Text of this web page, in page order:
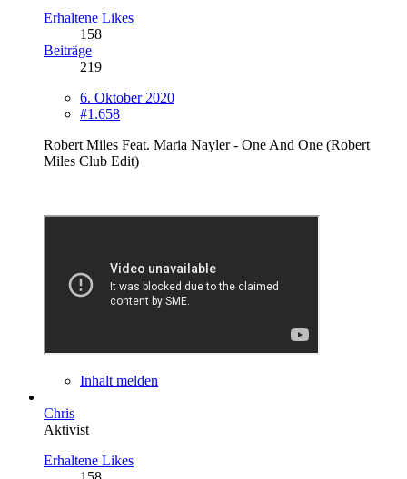
Erhaltene Likes
158
Beiträge
219
6. Oktober 2020
#1.658
Robert Miles Feat. Maria Nayler ‎- One And One (Robert
Miles Club Edit)
Inhalt melden
Chris
Aktivist
Erhaltene Likes